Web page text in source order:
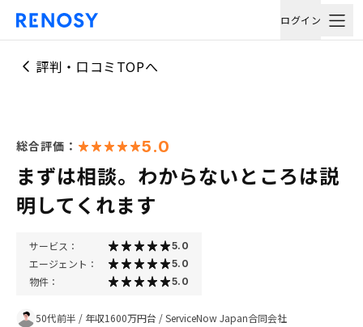
ログイン
評判・口コミTOPへ
総合評価： 5.0
まずは相談。わからないところは説
明してくれます
サービス： 5.0
エージェント： 5.0
物件： 5.0
50代前半 / 年収1600万円台 /ServiceNow Japan合同会社